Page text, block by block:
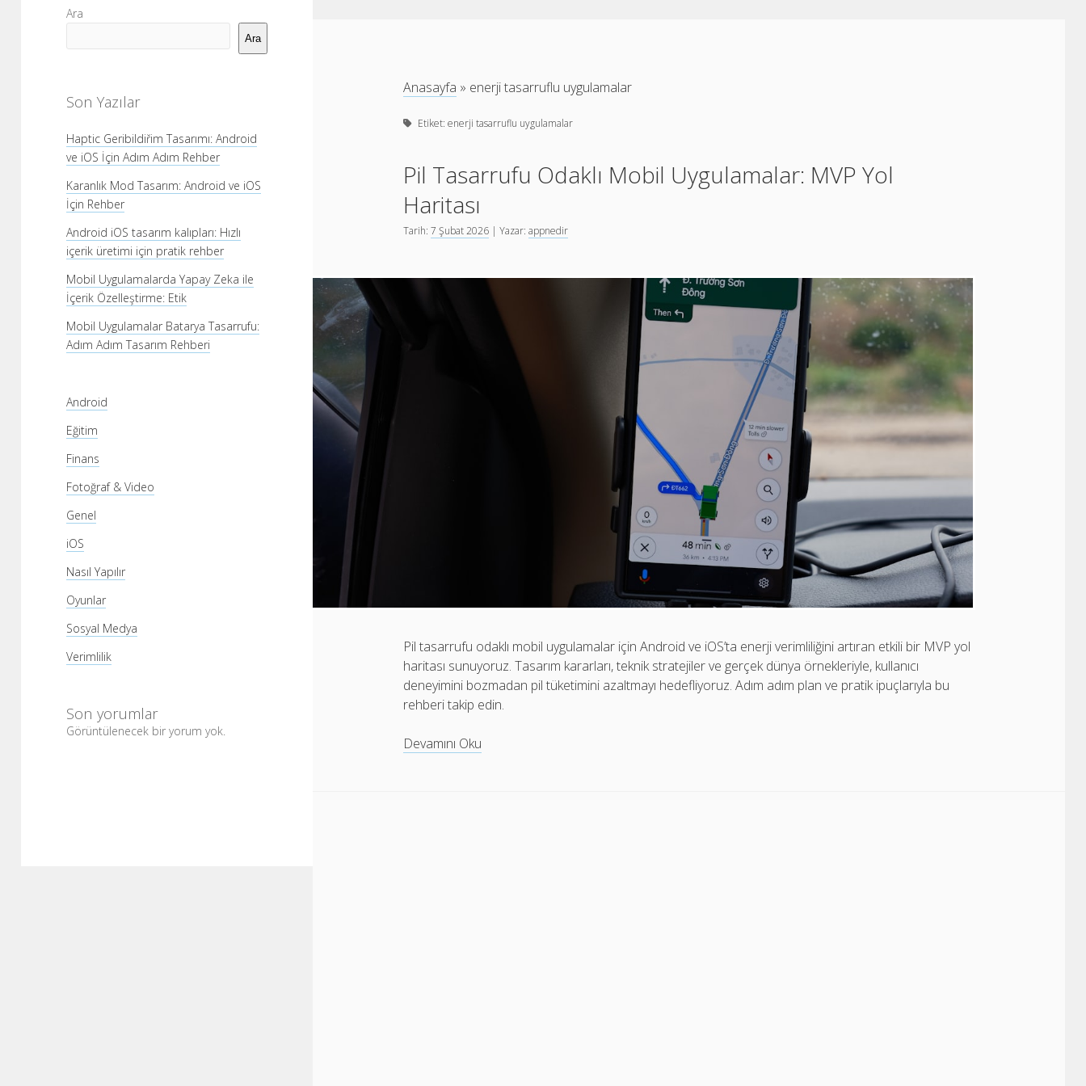
Yan
Menü
Ara
Ara
Son Yazılar
Haptic Geribildiřim Tasarımı: Android
ve iOS İçin Adım Adım Rehber
Karanlık Mod Tasarım: Android ve iOS
İçin Rehber
Android iOS tasarım kalıpları: Hızlı
içerik üretimi için pratik rehber
Mobil Uygulamalarda Yapay Zeka ile
İçerik Özelleştirme: Etik
Mobil Uygulamalar Batarya Tasarrufu:
Adım Adım Tasarım Rehberi
Android
Eğitim
Finans
Fotoğraf & Video
Genel
iOS
Nasıl Yapılır
Oyunlar
Sosyal Medya
Verimlilik
Son yorumlar
Görüntülenecek bir yorum yok.
Anasayfa » enerji tasarruflu uygulamalar
Etiket:enerji tasarruflu uygulamalar
Pil Tasarrufu Odaklı Mobil Uygulamalar: MVP Yol
Haritası
Tarih:7 Şubat 2026 | Yazar:appnedir
Pil tasarrufu odaklı mobil uygulamalar için Android ve iOS’ta enerji verimliliğini artıran etkili bir MVP yol
haritası sunuyoruz. Tasarım kararları, teknik stratejiler ve gerçek dünya örnekleriyle, kullanıcı
deneyimini bozmadan pil tüketimini azaltmayı hedefliyoruz. Adım adım plan ve pratik ipuçlarıyla bu
rehberi takip edin.
Devamını Oku